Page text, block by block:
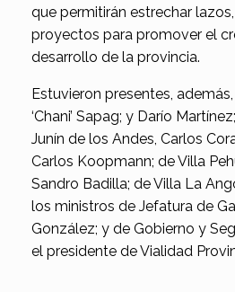
que permitirán estrechar
proyectos para promover el
desarrollo de la provincia.
Estuvieron presentes,
‘Chani’ Sapag; y Darío
Junín de los Andes, Carlos
Carlos Koopmann; de Villa
Sandro Badilla; de Villa La
los ministros de Jefatura de
González; y de Gobierno y
el presidente de Vialidad